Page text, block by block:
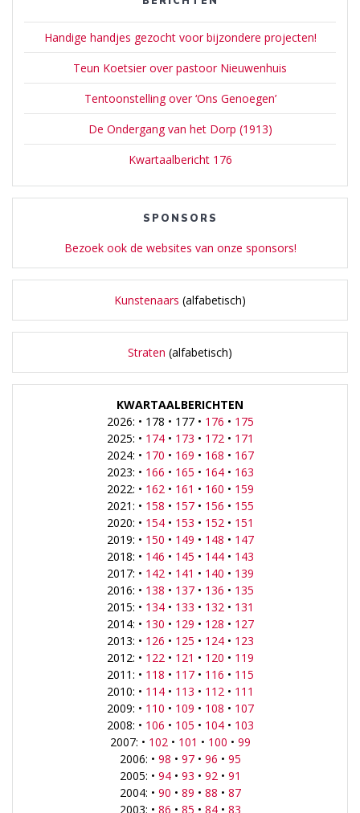
Handige handjes gezocht voor bijzondere projecten!
Teun Koetsier over pastoor Nieuwenhuis
Tentoonstelling over ‘Ons Genoegen’
De Ondergang van het Dorp (1913)
Kwartaalbericht 176
SPONSORS
Bezoek ook de websites van onze sponsors!
Kunstenaars (alfabetisch)
Straten (alfabetisch)
KWARTAALBERICHTEN
2026: • 178 • 177 • 176 • 175
2025: • 174• 173 • 172 • 171
2024: • 170 • 169 • 168 • 167
2023: • 166 • 165 • 164• 163
2022: • 162 • 161 • 160 • 159
2021: • 158 • 157• 156 • 155
2020: • 154• 153 • 152 • 151
2019: • 150 • 149 • 148 • 147
2018: • 146 • 145 • 144• 143
2017: • 142 • 141 • 140 • 139
2016: • 138 • 137• 136 • 135
2015: • 134• 133 • 132 • 131
2014: • 130 • 129 • 128 • 127
2013: • 126 • 125 • 124• 123
2012: • 122 • 121 • 120 • 119
2011: • 118 • 117• 116 • 115
2010: • 114• 113 • 112 • 111
2009: • 110 • 109 • 108 • 107
2008: • 106 • 105 • 104• 103
2007: • 102 • 101 • 100 • 99
2006: • 98 • 97• 96 • 95
2005: • 94• 93 • 92 • 91
2004: • 90 • 89 • 88 • 87
2003: • 86 • 85 • 84• 83